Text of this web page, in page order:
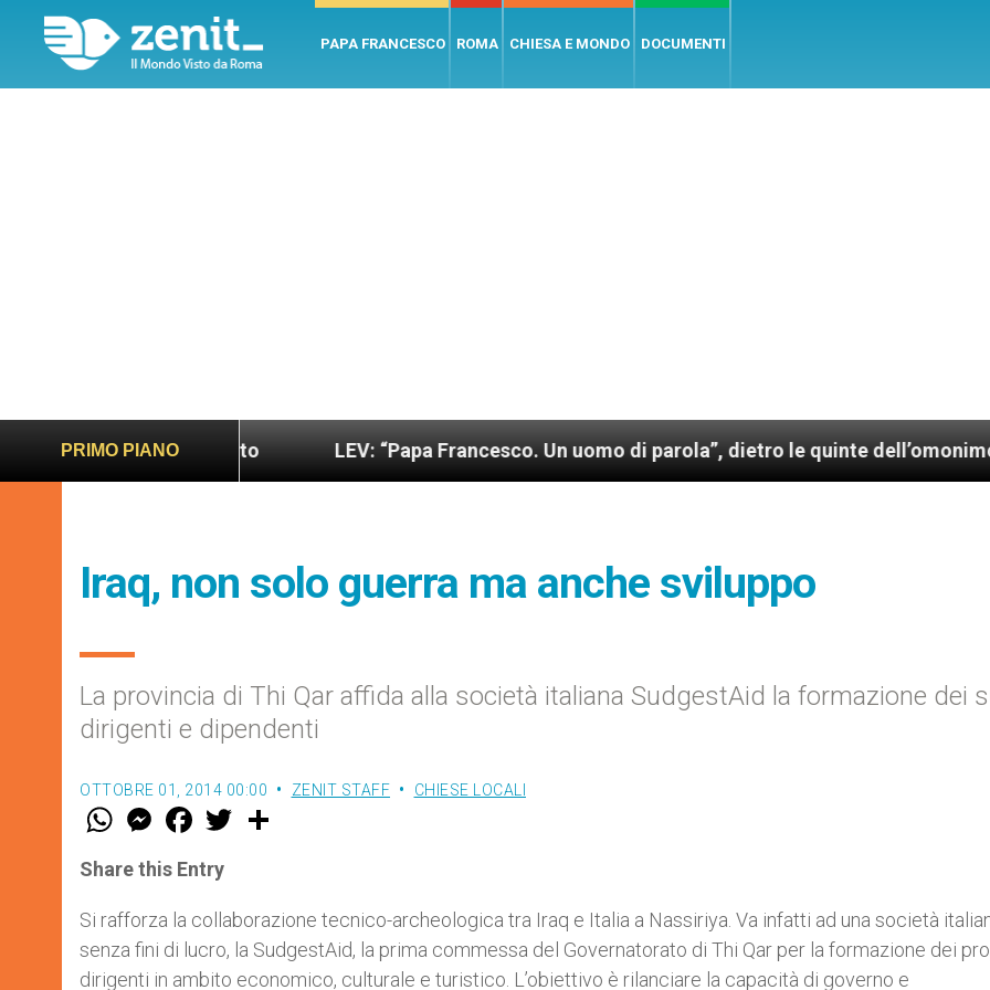
PAPA FRANCESCO ROMA CHIESA E MONDO DOCUMENTI
PRIMO PIANO
sano e giusto LEV: “Papa Francesco. Un uomo di parola”, dietro le quinte dell’omonimo film di
Iraq, non solo guerra ma anche sviluppo
La provincia di Thi Qar affida alla società italiana SudgestAid la formazione dei
dirigenti e dipendenti
OTTOBRE 01, 2014 00:00 ZENIT STAFF CHIESE LOCALI
W
t
s
p
p
M
e
s
e
g
e
r
F
a
e
b
o
k
w
r
Share this Entry
Si rafforza la collaborazione tecnico-archeologica tra Iraq e Italia a Nassiriya. Va infatti ad una società
senza fini di lucro, la SudgestAid, la prima commessa del Governatorato di Thi Qar per la formazione dei
dirigenti in ambito economico, culturale e turistico. L’obiettivo è rilanciare la capacità di governo e